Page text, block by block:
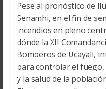
Pese al pronóstico de
Senamhi, en el fin de
incendios en pleno
dónde la XII
Bomberos de Ucayali,
para controlar el
y la salud de la